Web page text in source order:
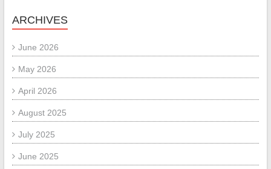
ARCHIVES
June 2026
May 2026
April 2026
August 2025
July 2025
June 2025